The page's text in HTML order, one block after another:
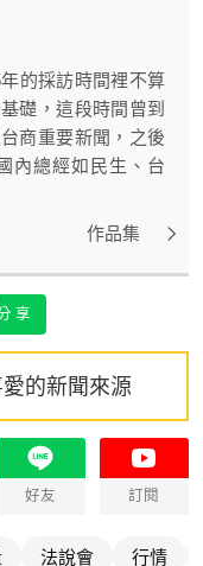
的採訪時間裡不算
礎，這段時間曾到
商重要新聞，之後
內總經如民生、台
作品集
享
的新聞來源
好友 訂閱
法說會 行情